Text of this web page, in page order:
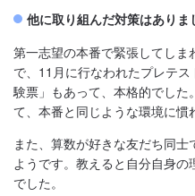
他に取り組んだ対策はありま
第一志望の本番で緊張してし
で、11月に行なわれたプレテ
験票」もあって、本格的でし
て、本番と同じような環境に慣
また、算数が好きな友だち同
ようです。教えると自分自身の
でした。